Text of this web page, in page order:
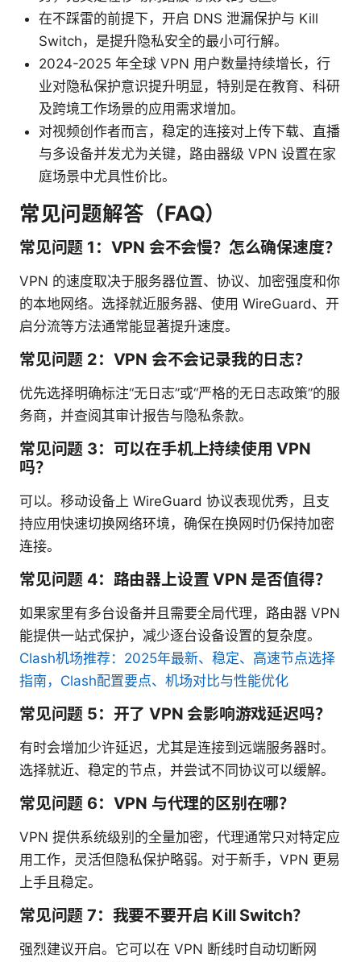
在不踩雷的前提下，开启 DNS 泄漏保护与 Kill
Switch，是提升隐私安全的最小可行解。
2024-2025 年全球 VPN 用户数量持续增长，行
业对隐私保护意识提升明显，特别是在教育、科研
及跨境工作场景的应用需求增加。
对视频创作者而言，稳定的连接对上传下载、直播
与多设备并发尤为关键，路由器级 VPN 设置在家
庭场景中尤具性价比。
常见问题解答（FAQ）
常见问题 1：VPN 会不会慢？怎么确保速度？
VPN 的速度取决于服务器位置、协议、加密强度和你
的本地网络。选择就近服务器、使用 WireGuard、开
启分流等方法通常能显著提升速度。
常见问题 2：VPN 会不会记录我的日志？
优先选择明确标注“无日志”或“严格的无日志政策”的服
务商，并查阅其审计报告与隐私条款。
常见问题 3：可以在手机上持续使用 VPN
吗？
可以。移动设备上 WireGuard 协议表现优秀，且支
持应用快速切换网络环境，确保在换网时仍保持加密
连接。
常见问题 4：路由器上设置 VPN 是否值得？
如果家里有多台设备并且需要全局代理，路由器 VPN
能提供一站式保护，减少逐台设备设置的复杂度。
Clash机场推荐：2025年最新、稳定、高速节点选择
指南，Clash配置要点、机场对比与性能优化
常见问题 5：开了 VPN 会影响游戏延迟吗？
有时会增加少许延迟，尤其是连接到远端服务器时。
选择就近、稳定的节点，并尝试不同协议可以缓解。
常见问题 6：VPN 与代理的区别在哪？
VPN 提供系统级别的全量加密，代理通常只对特定应
用工作，灵活但隐私保护略弱。对于新手，VPN 更易
上手且稳定。
常见问题 7：我要不要开启 Kill Switch？
强烈建议开启。它可以在 VPN 断线时自动切断网